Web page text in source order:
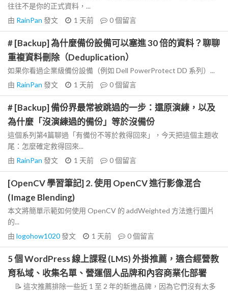
往往不是你的正式資料，...
由 RainPan 發文 1 天前 0個留言
# [Backup] 為什麼備份設備可以塞進 30 倍的資料？聊聊
重複資料刪除（Deduplication）
如果你看過企業級備份設備（例如 Dell PowerProtect DD 系列）...
由 RainPan 發文 1 天前 0個留言
# [Backup] 備份界最常被跳過的一步：還原演練，以及
為什麼「沒演練過的備份」等於沒備份
這個系列第4篇聊過「有備份不等於救得回來」，今天把這個主題收
尾：怎麼確定救得回來...
由 RainPan 發文 1 天前 0個留言
[OpenCV 學習筆記] 2. 使用 OpenCV 進行影像混合
(Image Blending)
本文將簡單示範如何使用 OpenCV 的 addWeighted 方法進行圖片
的...
由 logohow1020發文 1 天前 0個留言
5 個 WordPress 線上課程 (LMS) 外掛推薦，適合經營教
育私域、收集名單、營運個人品牌和內容商業化部署
📝 這次推薦排除一些近 1 至 2 年的新進品牌，因為它們沒有太多